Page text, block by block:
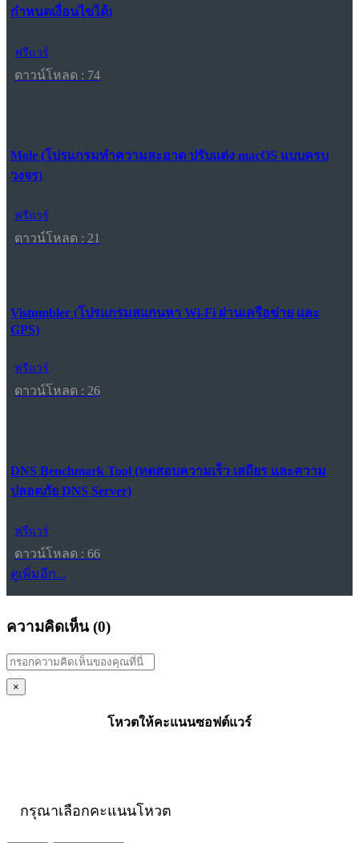
กำหนดเงื่อนไขได้)
ฟรีแวร์
ดาวน์โหลด : 74
Mole (โปรแกรมทำความสะอาด ปรับแต่ง macOS แบบครบ
วงจร)
ฟรีแวร์
ดาวน์โหลด : 21
Vistumbler (โปรแกรมสแกนหา Wi-Fi ผ่านเครือข่าย และ
GPS)
ฟรีแวร์
ดาวน์โหลด : 26
DNS Benchmark Tool (ทดสอบความเร็ว เสถียร และความ
ปลอดภัย DNS Server)
ฟรีแวร์
ดาวน์โหลด : 66
ดูเพิ่มอีก...
ความคิดเห็น (0)
×
โหวตให้คะแนนซอฟต์แวร์
กรุณาเลือกคะแนนโหวต